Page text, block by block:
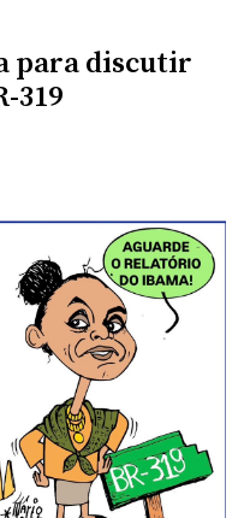
para discutir
319